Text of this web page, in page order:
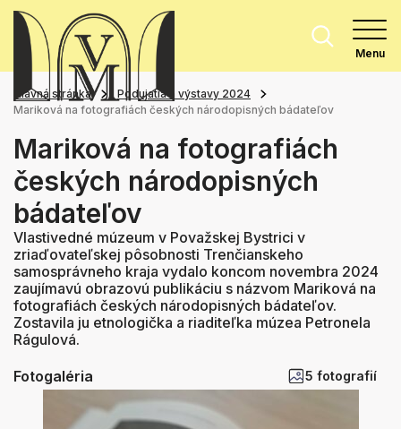
Menu
Hlavná stránka
Podujatia a výstavy 2024
Mariková na fotografiách českých národopisných bádateľov
Mariková na fotografiách
českých národopisných
bádateľov
Vlastivedné múzeum v Považskej Bystrici v
zriaďovateľskej pôsobnosti Trenčianskeho
samosprávneho kraja vydalo koncom novembra 2024
zaujímavú obrazovú publikáciu s názvom Mariková na
fotografiách českých národopisných bádateľov.
Zostavila ju etnologička a riaditeľka múzea Petronela
Rágulová.
Fotogaléria 5 fotografií